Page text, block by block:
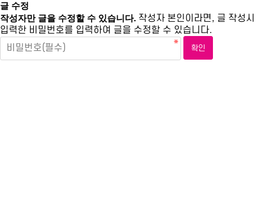
글 수정
작성자만 글을 수정할 수 있습니다. 작성자 본인이라면, 글 작성시
입력한 비밀번호를 입력하여 글을 수정할 수 있습니다.